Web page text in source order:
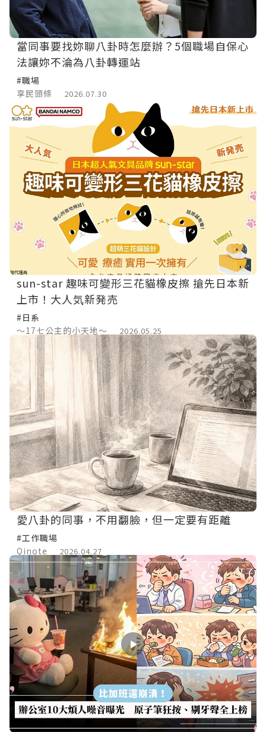
當同事要找妳聊八卦時怎麼辦？5個職場自保心
法讓妳不淪為八卦轉運站
#職場
享民頭條
2026.07.30
sun-star 趣味可變形三花貓橡皮擦 搶先日本新
上市！大人気新発売
#日系
～17七公主的小天地～
2026.05.25
愛八卦的同事，不用翻臉，但一定要有距離
#工作職場
Qinote
2026.04.27